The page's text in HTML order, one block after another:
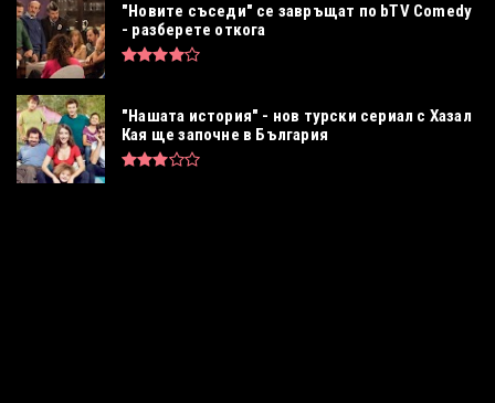
"Новите съседи" се завръщат по bTV Comedy
- разберете откога
"Нашата история" - нов турски сериал с Хазал
Кая ще започне в България